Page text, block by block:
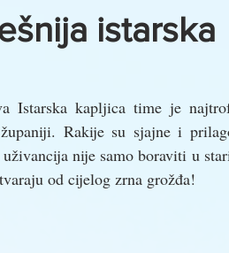
istarska
Istarska kapljica time je
Rakije su sjajne i
nije samo boraviti u
od cijelog zrna grožđa!